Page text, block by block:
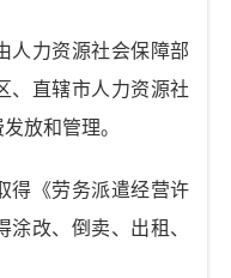
力资源社会保障部
、直辖市人力资源社
放和管理。
《劳务派遣经营许
改、倒卖、出租、